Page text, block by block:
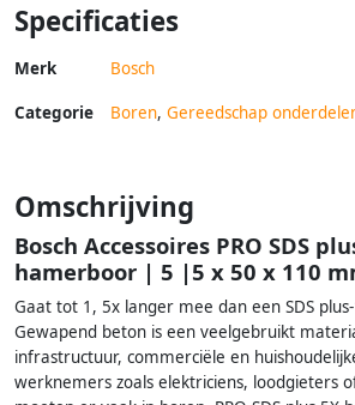
Specificaties
Merk Bosch
Categorie Boren, Gereedschap
Omschrijving
Bosch Accessoires PRO SDS
hamerboor | 5 |5 x 50 x 110
Gaat tot 1, 5x langer mee dan een SDS
Gewapend beton is een veelgebruikt
infrastructuur, commerciële en
werknemers zoals elektriciens, loodgieters